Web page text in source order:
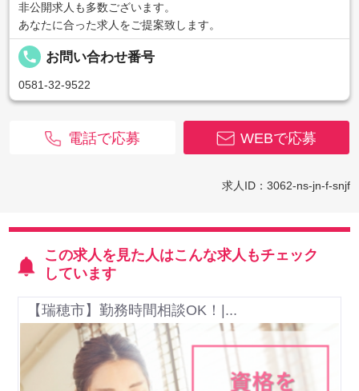
非公開求人も多数ございます。
あなたに合った求人をご提案致します。
local_phone お問い合わせ番号
0581-32-9522
WEBで応募
電話で応募
求人ID：3062-ns-jn-f-snjf
この求人を見た人はこんな求人もチェック
しています
【瑞穂市】勤務時間相談OK！|...